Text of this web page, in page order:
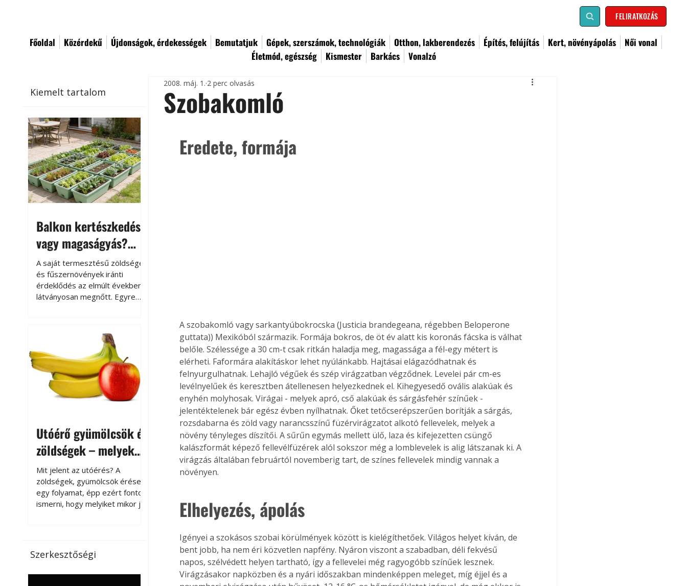
FELIRATKOZÁS
Főoldal Közérdekű Újdonságok, érdekességek Bemutatjuk Gépek, szerszámok, technológiák Otthon, lakberendezés Építés, felújítás Kert, növényápolás
Női vonal
Életmód, egészség
Kismester Barkács Vonalzó
Kiemelt tartalom
Balkon kertészkedés
vagy magaságyás?
Helytakarékos
kertészkedés
A saját termesztésű zöldségek
és fűszernövények iránti
érdeklődés az elmúlt években
látványosan megnőtt. Egyre
kertészkedés sokak számára
kikapcsolódást és feltöltődést
is jelent.
Utóérő gyümölcsök és
zöldségek – melyek
érnek tovább leszedés
után?
Mit jelent az utóérés? A
zöldségek, gyümölcsök érése
egy folyamat, épp ezért fontos
ismerni, hogy melyiket mikor jó
paradicsomot sokszor
gazdasági érettségben, azaz
Szerkesztőségi
Szobakomló
2008. máj. 1. 2 perc olvasás
Eredete, formája
A szobakomló vagy sarkantyúbokrocska (Justicia brandegeana, régebben Beloperone
guttata)) Mexikóból származik. Formája bokros, de öt év alatt kis koronás fácska is válhat
belőle. Szélessége a 30 cm-t csak ritkán haladja meg, magassága a fél-egy métert is
elérheti. Faformára alakításkor lehet nyúlánkabb. Hajtásai elágazódhatnak és
felnyurgulhatnak. Lehajló végűek és szép virágzatban végződnek. Levelei pár cm-es
levélnyelűek és keresztben átellenesen helyezkednek el. Kihegyesedő ovális alakúak és
enyhén molyhosak. Virágai - melyek apró, cső alakúak és sárgásfehér színűek -
jelentéktelenek bár egész évben nyílhatnak. Őket tetőcserépszerűen borítják a sárgás,
rozsdabarna és zöld vagy narancsszínű füzérvirágzatot alkotó fellevelek, melyek a
növény tényleges díszítői. A sűrűn egymás mellett ülő, laza és kifejezetten csüngő
kalászformát képező fellevélfüzérek alól sokszor még a lomblevelek is alig látszanak ki. A
virágzás általában februártól novemberig tart, de színes fellevelek mindig vannak a
növényen.
Elhelyezés, ápolás
Igényei a szokásos szobai körülmények között is kielégíthetőek. Világos helyet kíván, de
bent jobb, ha nem éri közvetlen napfény. Nyáron viszont a szabadban, déli fekvésű
napos, szélvédett helyen tartható, így a fellevelei még ragyogóbb színűek lesznek.
Virágzásakor napközben és a nyári időszakban mindenképpen meleget, míg éjjel és a